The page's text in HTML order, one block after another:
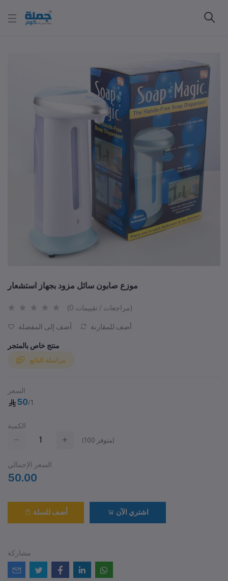
موزع صابون سائل مزود بجهاز استشعار
(0 مراجعات / تقييمات)
أضف إلى المفضلة أضف للمقارنة
منتج خاص بالمتجر
مراسلة البائع
السعر
50/1
الكمية
(100 متوفر)
السعر الإجمالي
50.00
أضف للسلة اشتري الآن
مشاركة